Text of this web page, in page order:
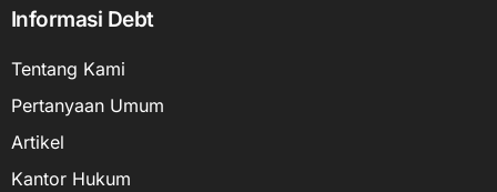
Informasi Debt
Tentang Kami
Pertanyaan Umum
Artikel
Kantor Hukum